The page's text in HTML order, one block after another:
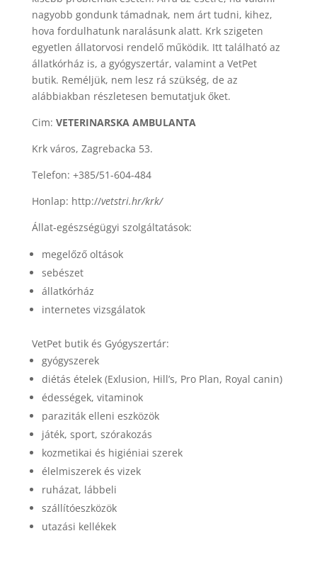
nagyobb gondunk támadnak, nem árt tudni, kihez,
hova fordulhatunk naralásunk alatt. Krk szigeten
egyetlen állatorvosi rendelő működik. Itt található az
állatkórház is, a gyógyszertár, valamint a VetPet
butik. Reméljük, nem lesz rá szükség, de az
alábbiakban részletesen bemutatjuk őket.
Cim: VETERINARSKA AMBULANTA
Krk város, Zagrebacka 53.
Telefon: +385/51-604-484
Honlap: http://vetstri.hr/krk/
Állat-egészségügyi szolgáltatások:
megelőző oltások
sebészet
állatkórház
internetes vizsgálatok
VetPet butik és Gyógyszertár:
gyógyszerek
diétás ételek (Exlusion, Hill’s, Pro Plan, Royal canin)
édességek, vitaminok
paraziták elleni eszközök
játék, sport, szórakozás
kozmetikai és higiéniai szerek
élelmiszerek és vizek
ruházat, lábbeli
szállítóeszközök
utazási kellékek